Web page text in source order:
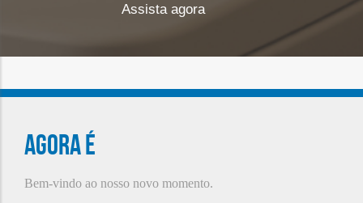
Assista agora
Agora é
Bem-vindo ao nosso novo momento.